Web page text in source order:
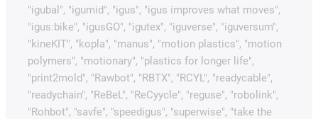
"igubal", "igumid", "igus", "igus improves what moves",
"igus:bike", "igusGO", "igutex", "iguverse", "iguversum",
"kineKIT", "kopla", "manus", "motion plastics", "motion
polymers", "motionary", "plastics for longer life",
"print2mold", "Rawbot", "RBTX", "RCYL", "readycable",
"readychain", "ReBeL", "ReCyycle", "reguse", "robolink",
"Rohbot", "savfe", "speedigus", "superwise", "take the